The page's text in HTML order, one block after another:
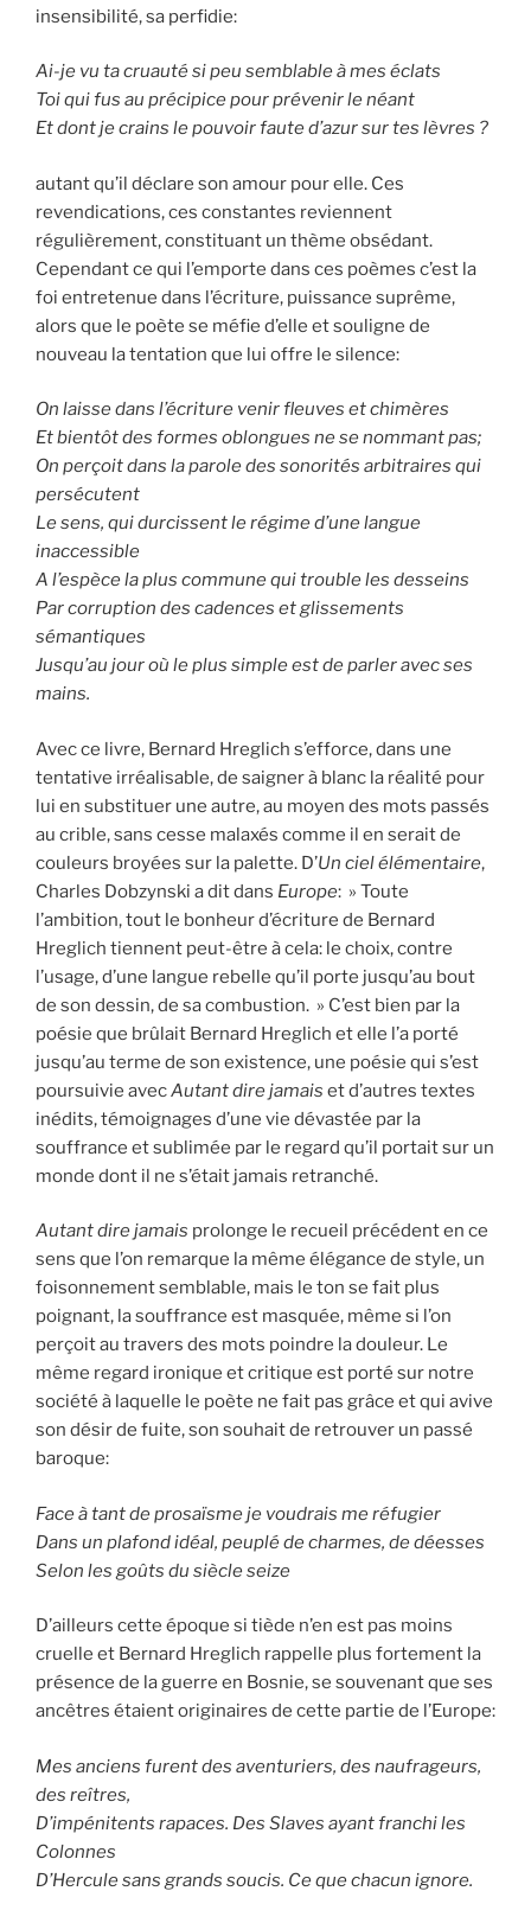
insensibilité, sa perfidie:
Ai-je vu ta cruauté si peu semblable à mes éclats
Toi qui fus au précipice pour prévenir le néant
Et dont je crains le pouvoir faute d’azur sur tes lèvres ?
autant qu’il déclare son amour pour elle. Ces
revendications, ces constantes reviennent
régulièrement, constituant un thème obsédant.
Cependant ce qui l’emporte dans ces poèmes c’est la
foi entretenue dans l’écriture, puissance suprême,
alors que le poète se méfie d’elle et souligne de
nouveau la tentation que lui offre le silence:
On laisse dans l’écriture venir fleuves et chimères
Et bientôt des formes oblongues ne se nommant pas;
On perçoit dans la parole des sonorités arbitraires qui
persécutent
Le sens, qui durcissent le régime d’une langue
inaccessible
A l’espèce la plus commune qui trouble les desseins
Par corruption des cadences et glissements
sémantiques
Jusqu’au jour où le plus simple est de parler avec ses
mains.
Avec ce livre, Bernard Hreglich s’efforce, dans une
tentative irréalisable, de saigner à blanc la réalité pour
lui en substituer une autre, au moyen des mots passés
au crible, sans cesse malaxés comme il en serait de
couleurs broyées sur la palette. D’Un ciel élémentaire,
Charles Dobzynski a dit dans Europe: » Toute
l’ambition, tout le bonheur d’écriture de Bernard
Hreglich tiennent peut-être à cela: le choix, contre
l’usage, d’une langue rebelle qu’il porte jusqu’au bout
de son dessin, de sa combustion. » C’est bien par la
poésie que brûlait Bernard Hreglich et elle l’a porté
jusqu’au terme de son existence, une poésie qui s’est
poursuivie avecAutant dire jamais et d’autres textes
inédits, témoignages d’une vie dévastée par la
souffrance et sublimée par le regard qu’il portait sur un
monde dont il ne s’était jamais retranché.
Autant dire jamais prolonge le recueil précédent en ce
sens que l’on remarque la même élégance de style, un
foisonnement semblable, mais le ton se fait plus
poignant, la souffrance est masquée, même si l’on
perçoit au travers des mots poindre la douleur. Le
même regard ironique et critique est porté sur notre
société à laquelle le poète ne fait pas grâce et qui avive
son désir de fuite, son souhait de retrouver un passé
baroque:
Face à tant de prosaïsme je voudrais me réfugier
Dans un plafond idéal, peuplé de charmes, de déesses
Selon les goûts du siècle seize
D’ailleurs cette époque si tiède n’en est pas moins
cruelle et Bernard Hreglich rappelle plus fortement la
présence de la guerre en Bosnie, se souvenant que ses
ancêtres étaient originaires de cette partie de l’Europe:
Mes anciens furent des aventuriers, des naufrageurs,
des reîtres,
D’impénitents rapaces. Des Slaves ayant franchi les
Colonnes
D’Hercule sans grands soucis. Ce que chacun ignore.